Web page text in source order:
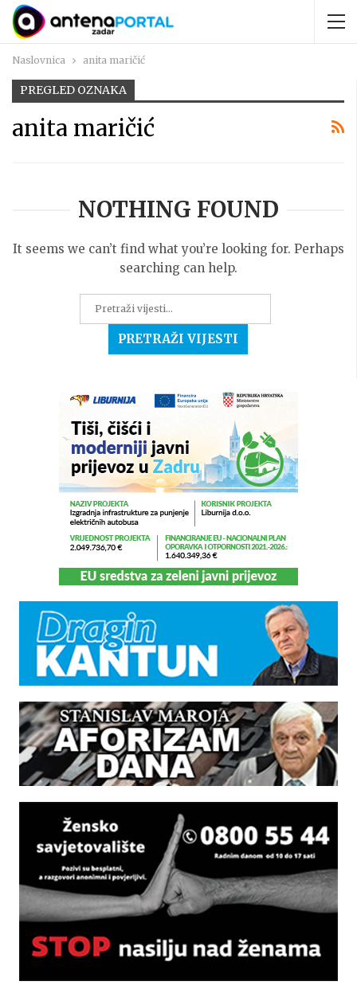
Naslovnica anita maričić
PREGLED OZNAKA
anita maričić
NOTHING FOUND
It seems we can’t find what you’re looking for. Perhaps
searching can help.